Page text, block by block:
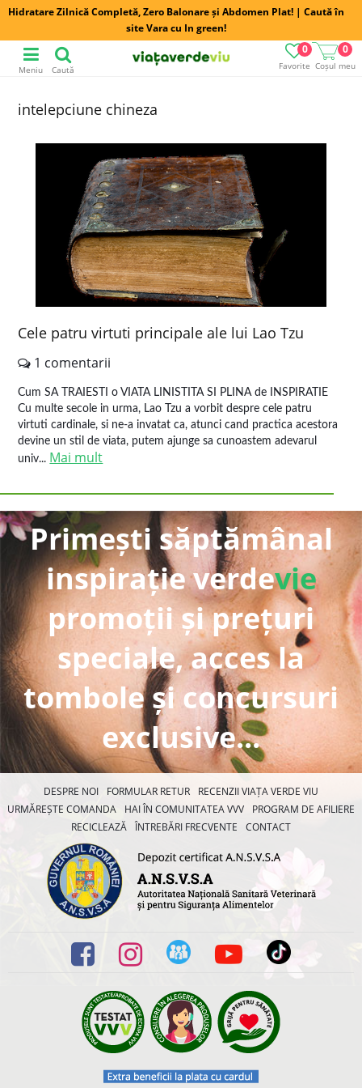
Hidratare Zilnică Completă, Zero Balonare și Abdomen Plat! | Caută în
site Vara cu In green!
Favorite
0
Coșul meu
0
Meniu Caută
intelepciune chineza
Cele patru virtuti principale ale lui Lao Tzu
1 comentarii
Cum SA TRAIESTI o VIATA LINISTITA SI PLINA de INSPIRATIE
Cu multe secole in urma, Lao Tzu a vorbit despre cele patru
virtuti cardinale, si ne-a invatat ca, atunci cand practica acestora
devine un stil de viata, putem ajunge sa cunoastem adevarul
univ... Mai mult
Primești săptămânal
inspirație verdevie
promoții și prețuri
speciale, acces la
tombole și concursuri
exclusive...
DESPRE NOI FORMULAR RETUR
RECENZII VIAȚA VERDE VIU
URMĂREȘTE COMANDA
HAI ÎN COMUNITATEA VVV
PROGRAM DE AFILIERE
RECICLEAZĂ ÎNTREBĂRI FRECVENTE CONTACT